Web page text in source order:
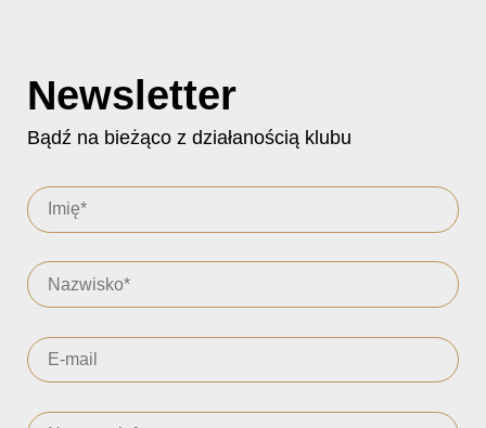
Newsletter
Bądź na bieżąco z działanością klubu